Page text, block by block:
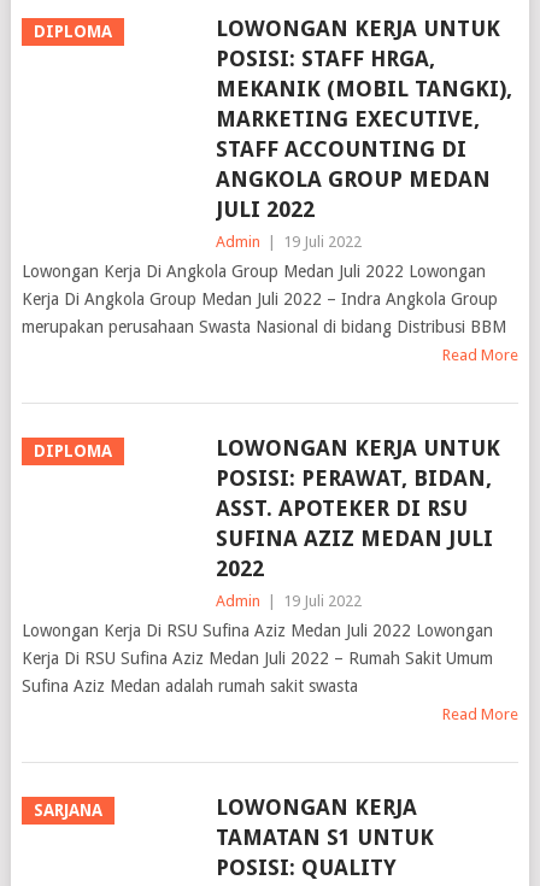
DIPLOMA
LOWONGAN KERJA UNTUK
POSISI: STAFF HRGA,
MEKANIK (MOBIL TANGKI),
MARKETING EXECUTIVE,
STAFF ACCOUNTING DI
ANGKOLA GROUP MEDAN
JULI 2022
Admin 19 Juli 2022
Lowongan Kerja Di Angkola Group Medan Juli 2022 Lowongan
Kerja Di Angkola Group Medan Juli 2022 – Indra Angkola Group
merupakan perusahaan Swasta Nasional di bidang Distribusi BBM
Read More
DIPLOMA
LOWONGAN KERJA UNTUK
POSISI: PERAWAT, BIDAN,
ASST. APOTEKER DI RSU
SUFINA AZIZ MEDAN JULI
2022
Admin 19 Juli 2022
Lowongan Kerja Di RSU Sufina Aziz Medan Juli 2022 Lowongan
Kerja Di RSU Sufina Aziz Medan Juli 2022 – Rumah Sakit Umum
Sufina Aziz Medan adalah rumah sakit swasta
Read More
SARJANA
LOWONGAN KERJA
TAMATAN S1 UNTUK
POSISI: QUALITY